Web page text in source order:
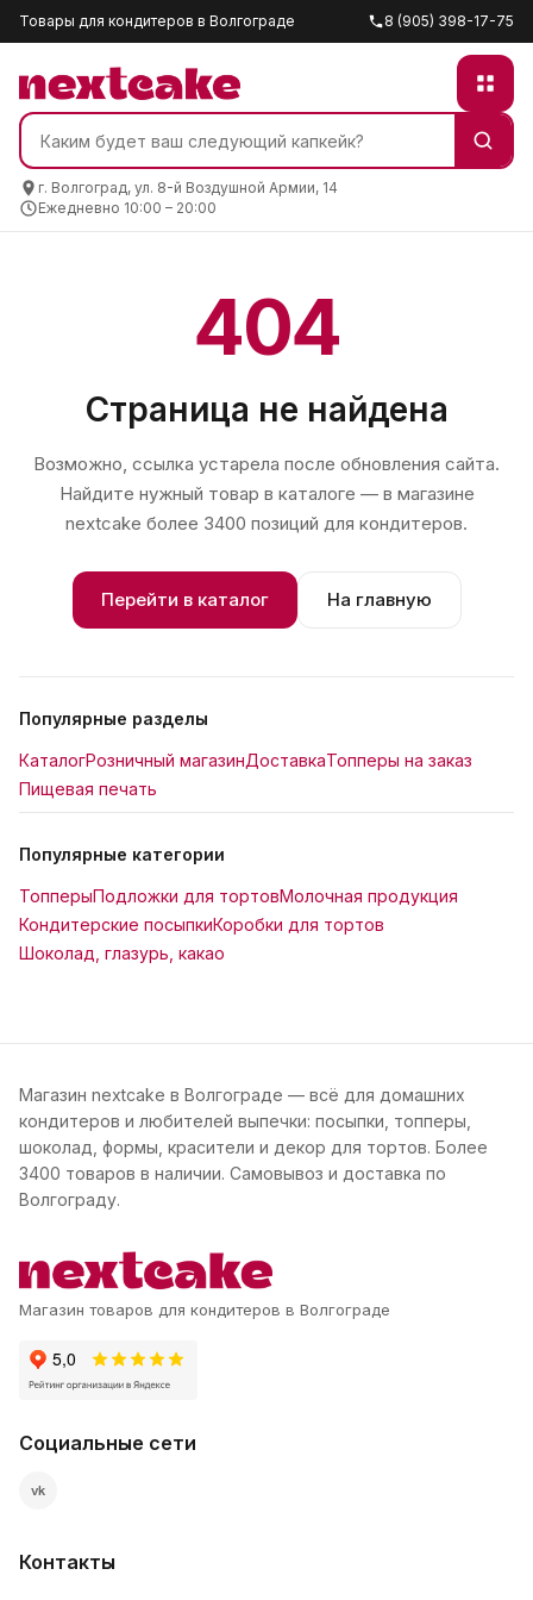
Товары для кондитеров в Волгограде 8 (905) 398-17-75
г. Волгоград, ул. 8-й Воздушной Армии, 14
Ежедневно 10:00 – 20:00
404
Страница не найдена
Возможно, ссылка устарела после обновления сайта.
Найдите нужный товар в каталоге — в магазине
nextcake более 3400 позиций для кондитеров.
Перейти в каталог На главную
Популярные разделы
КаталогРозничный магазинДоставкаТопперы на заказ
Пищевая печать
Популярные категории
ТопперыПодложки для тортовМолочная продукция
Кондитерские посыпкиКоробки для тортов
Шоколад, глазурь, какао
Магазин nextcake в Волгограде — всё для домашних
кондитеров и любителей выпечки: посыпки, топперы,
шоколад, формы, красители и декор для тортов. Более
3400 товаров в наличии. Самовывоз и доставка по
Волгограду.
Магазин товаров для кондитеров в Волгограде
Социальные сети
vk
Контакты